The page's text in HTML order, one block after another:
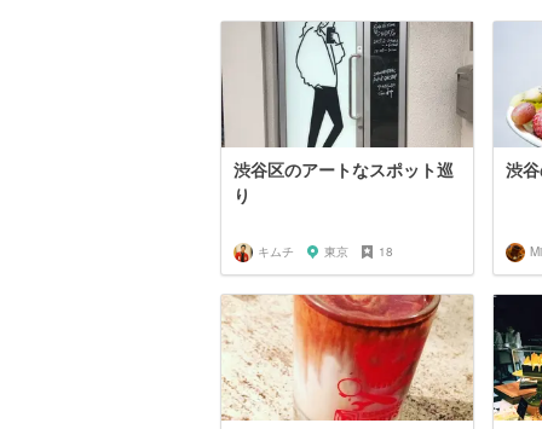
渋谷区のアートなスポット巡
り
キムチ 東京 18
渋